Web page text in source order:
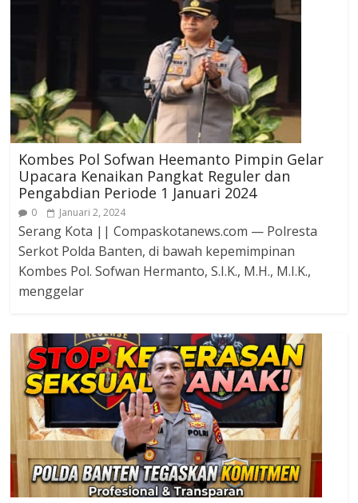
Kombes Pol Sofwan Heemanto Pimpin Gelar
Upacara Kenaikan Pangkat Reguler dan
Pengabdian Periode 1 Januari 2024
0 Januari 2, 2024
Serang Kota || Compaskotanews.com — Polresta
Serkot Polda Banten, di bawah kepemimpinan
Kombes Pol. Sofwan Hermanto, S.I.K., M.H., M.I.K.,
menggelar